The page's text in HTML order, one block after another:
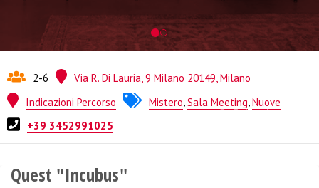
2-6
Via R. Di Lauria, 9 Milano 20149, Milano
Indicazioni Percorso
Mistero,Sala Meeting,Nuove
+39 3452991025
Quest from
Quest "Incubus"